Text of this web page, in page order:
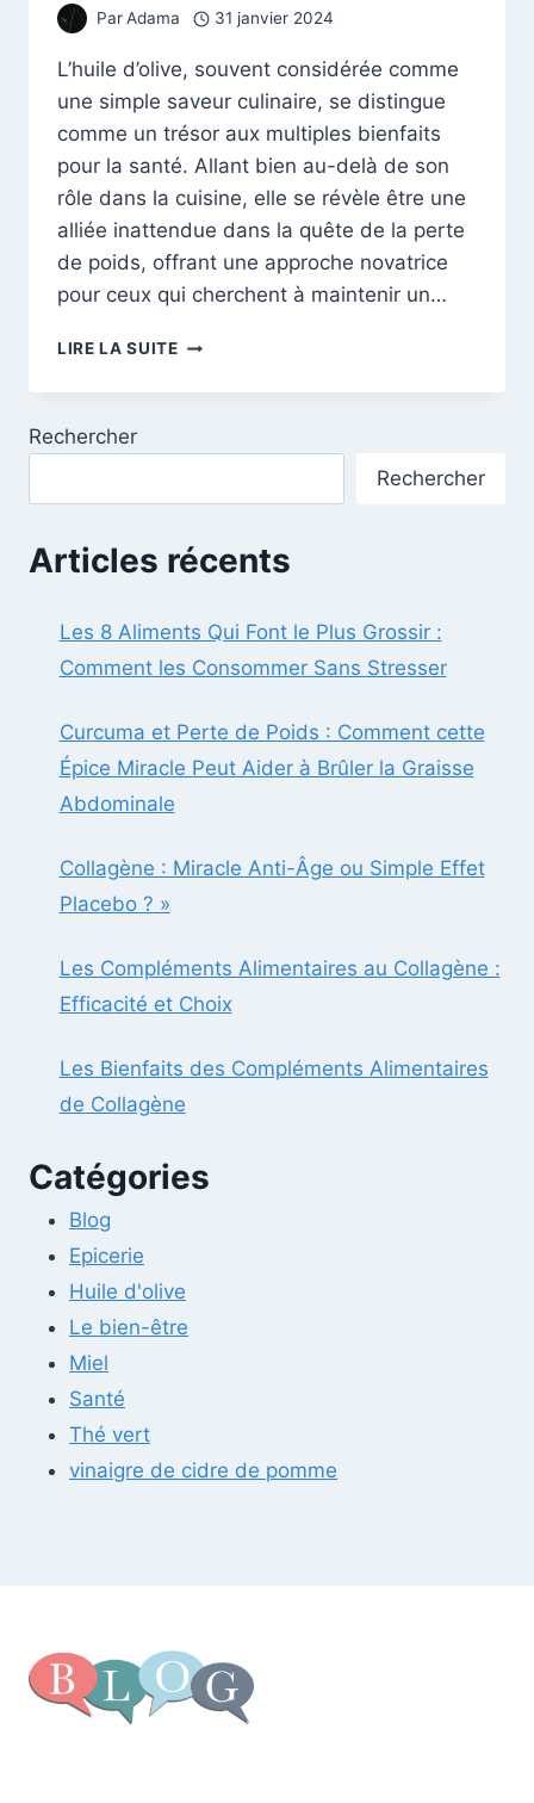
ParAdama 31 janvier 2024
L’huile d’olive, souvent considérée comme
une simple saveur culinaire, se distingue
comme un trésor aux multiples bienfaits
pour la santé. Allant bien au-delà de son
rôle dans la cuisine, elle se révèle être une
alliée inattendue dans la quête de la perte
de poids, offrant une approche novatrice
pour ceux qui cherchent à maintenir un…
LIRE LA SUITELES
DE
SANTÉ
ET
Rechercher
Rechercher
Articles récents
Les 8 Aliments Qui Font le Plus Grossir :
Comment les Consommer Sans Stresser
Curcuma et Perte de Poids : Comment cette
Épice Miracle Peut Aider à Brûler la Graisse
Abdominale
Collagène : Miracle Anti-Âge ou Simple Effet
Placebo ? »
Les Compléments Alimentaires au Collagène :
Efficacité et Choix
Les Bienfaits des Compléments Alimentaires
de Collagène
Catégories
Blog
Epicerie
Huile d'olive
Le bien-être
Miel
Santé
Thé vert
vinaigre de cidre de pomme